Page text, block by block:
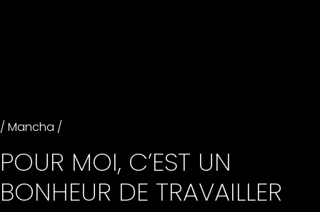
/ Mancha /
POUR MOI, C’EST UN
BONHEUR DE TRAVAILLER